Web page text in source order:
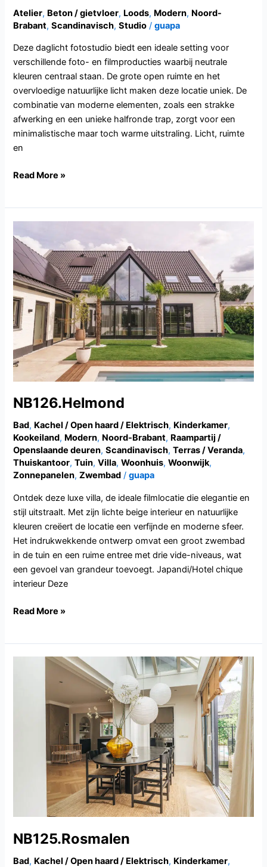
Atelier, Beton / gietvloer, Loods, Modern, Noord-
Brabant,Scandinavisch,Studio /guapa
Deze daglicht fotostudio biedt een ideale setting voor
verschillende foto- en filmproducties waarbij neutrale
kleuren centraal staan. De grote open ruimte en het
overvloedige natuurlijke licht maken deze locatie uniek. De
combinatie van moderne elementen, zoals een strakke
afwerking en een unieke halfronde trap, zorgt voor een
minimalistische maar toch warme uitstraling. Licht, ruimte
en
Read More »
NB126.Helmond
Bad, Kachel / Open haard / Elektrisch, Kinderkamer,
Kookeiland, Modern, Noord-Brabant, Raampartij /
Openslaande deuren,Scandinavisch,Terras / Veranda,
Thuiskantoor,Tuin,Villa,Woonhuis,Woonwijk,
Zonnepanelen,Zwembad /guapa
Ontdek deze luxe villa, de ideale filmlocatie die elegantie en
stijl uitstraalt. Met zijn lichte beige interieur en natuurlijke
kleuren creëert de locatie een verfijnde en moderne sfeer.
Het indrukwekkende ontwerp omvat een groot zwembad
in de tuin en een ruime entree met drie vide-niveaus, wat
een gevoel van grandeur toevoegt. Japandi/Hotel chique
interieur Deze
Read More »
NB125.Rosmalen
Bad, Kachel / Open haard / Elektrisch, Kinderkamer,
NB125.Rosmalen